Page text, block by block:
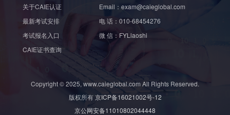
关于CAIE认证
最新考试安排
考试报名入口
CAIE证书查询
Email：exam@caieglobal.com
电 话：010-68454276
微 信：FYLlaoshi
Copyright © 2025, www.caieglobal.com All Rights Reserved.
版权所有京ICP备16021002号-12
京公网安备11010802044448